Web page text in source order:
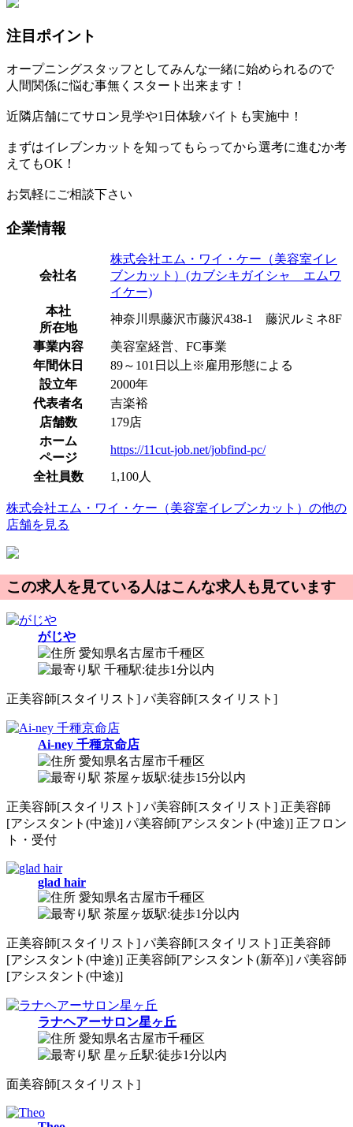
注目ポイント
オープニングスタッフとしてみんな一緒に始められるので
人間関係に悩む事無くスタート出来ます！
近隣店舗にてサロン見学や1日体験バイトも実施中！
まずはイレブンカットを知ってもらってから選考に進むか考
えてもOK！
お気軽にご相談下さい
企業情報
会社名
株式会社エム・ワイ・ケー（美容室イレ
ブンカット）(カブシキガイシャ エムワ
イケー)
本社
所在地
神奈川県藤沢市藤沢438-1 藤沢ルミネ8F
事業内容
美容室経営、FC事業
年間休日
89～101日以上※雇用形態による
設立年
2000年
代表者名
吉楽裕
店舗数
179店
ホーム
ページ
https://11cut-job.net/jobfind-pc/
全社員数
1,100人
株式会社エム・ワイ・ケー（美容室イレブンカット）の他の
店舗を見る
この求人を見ている人はこんな求人も見ています
がじや
愛知県名古屋市千種区
千種駅:徒歩1分以内
正美容師[スタイリスト] パ美容師[スタイリスト]
Ai-ney 千種京命店
愛知県名古屋市千種区
茶屋ヶ坂駅:徒歩15分以内
正美容師[スタイリスト] パ美容師[スタイリスト] 正美容師
[アシスタント(中途)] パ美容師[アシスタント(中途)] 正フロン
ト・受付
glad hair
愛知県名古屋市千種区
茶屋ヶ坂駅:徒歩1分以内
正美容師[スタイリスト] パ美容師[スタイリスト] 正美容師
[アシスタント(中途)] 正美容師[アシスタント(新卒)] パ美容師
[アシスタント(中途)]
ラナヘアーサロン星ヶ丘
愛知県名古屋市千種区
星ヶ丘駅:徒歩1分以内
面美容師[スタイリスト]